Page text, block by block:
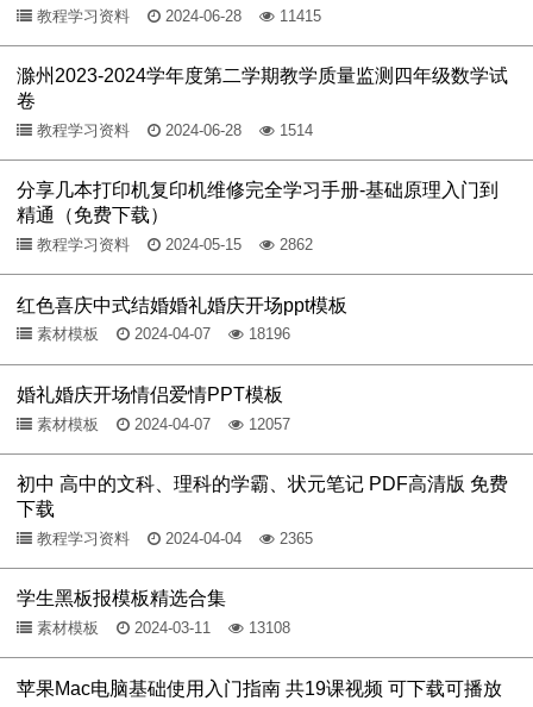
教程学习资料 2024-06-28 11415
滁州2023-2024学年度第二学期教学质量监测四年级数学试
卷
教程学习资料 2024-06-28 1514
分享几本打印机复印机维修完全学习手册-基础原理入门到
精通（免费下载）
教程学习资料 2024-05-15 2862
红色喜庆中式结婚婚礼婚庆开场ppt模板
素材模板 2024-04-07 18196
婚礼婚庆开场情侣爱情PPT模板
素材模板 2024-04-07 12057
初中 高中的文科、理科的学霸、状元笔记 PDF高清版 免费
下载
教程学习资料 2024-04-04 2365
学生黑板报模板精选合集
素材模板 2024-03-11 13108
苹果Mac电脑基础使用入门指南 共19课视频 可下载可播放